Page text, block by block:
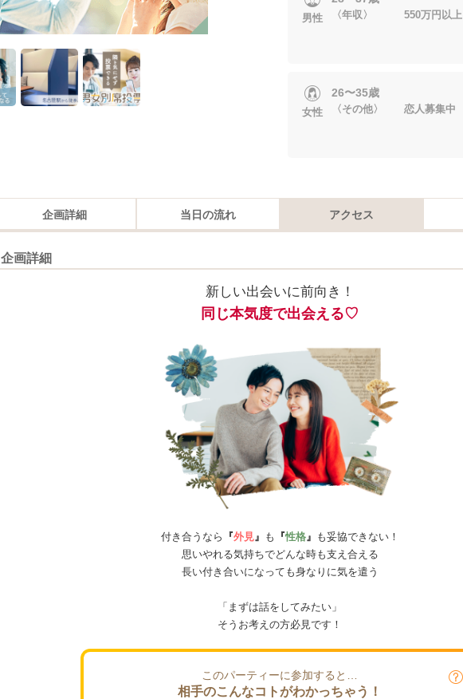
男性 〈年収〉 550万円以上
女性
26〜35歳
〈その他〉 恋人募集中
企画詳細 当日の流れ アクセス
企画詳細
新しい出会いに前向き！
同じ本気度で出会える♡
付き合うなら 『外見』 も 『性格』 も妥協できない！
思いやれる気持ちでどんな時も支え合える
長い付き合いになっても身なりに気を遣う
「まずは話をしてみたい」
そうお考えの方必見です！
このパーティーに参加すると…
相手のこんなコトがわかっちゃう！